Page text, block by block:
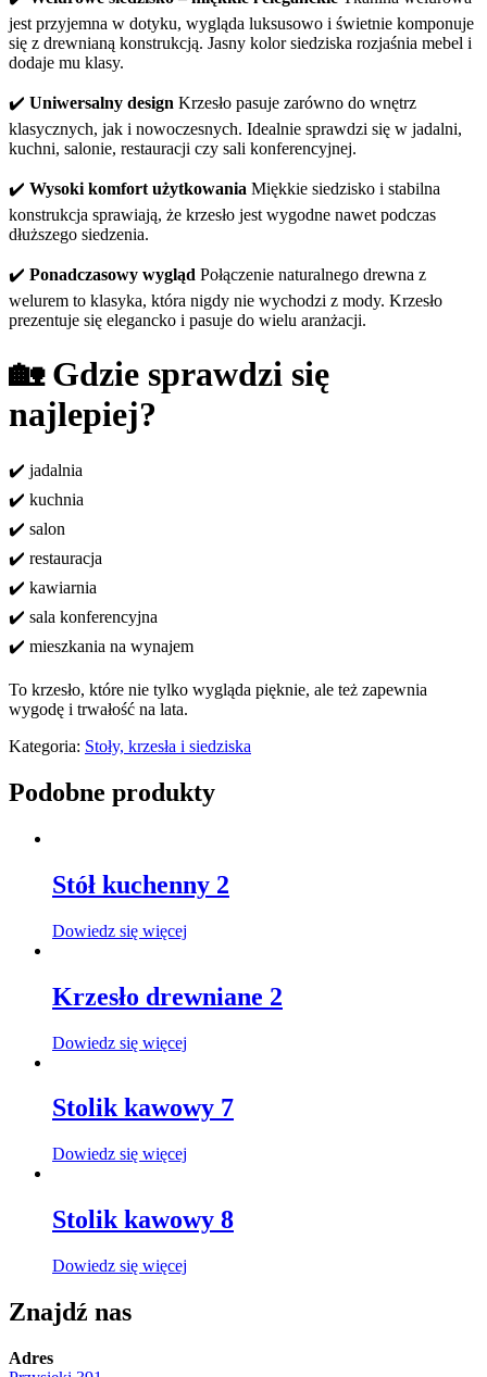
jest przyjemna w dotyku, wygląda luksusowo i świetnie komponuje
się z drewnianą konstrukcją. Jasny kolor siedziska rozjaśnia mebel i
dodaje mu klasy.
✔️ Uniwersalny design Krzesło pasuje zarówno do wnętrz
klasycznych, jak i nowoczesnych. Idealnie sprawdzi się w jadalni,
kuchni, salonie, restauracji czy sali konferencyjnej.
✔️ Wysoki komfort użytkowania Miękkie siedzisko i stabilna
konstrukcja sprawiają, że krzesło jest wygodne nawet podczas
dłuższego siedzenia.
✔️ Ponadczasowy wygląd Połączenie naturalnego drewna z
welurem to klasyka, która nigdy nie wychodzi z mody. Krzesło
prezentuje się elegancko i pasuje do wielu aranżacji.
🏡Gdzie sprawdzi się
najlepiej?
✔️ jadalnia
✔️ kuchnia
✔️ salon
✔️ restauracja
✔️ kawiarnia
✔️ sala konferencyjna
✔️ mieszkania na wynajem
To krzesło, które nie tylko wygląda pięknie, ale też zapewnia
wygodę i trwałość na lata.
Kategoria: Stoły, krzesła i siedziska
Podobne produkty
Stół kuchenny 2
Dowiedz się więcej
Krzesło drewniane 2
Dowiedz się więcej
Stolik kawowy 7
Dowiedz się więcej
Stolik kawowy 8
Dowiedz się więcej
Znajdź nas
Adres